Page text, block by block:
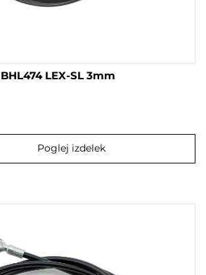
LEX-SL 3mm
Poglej izdelek